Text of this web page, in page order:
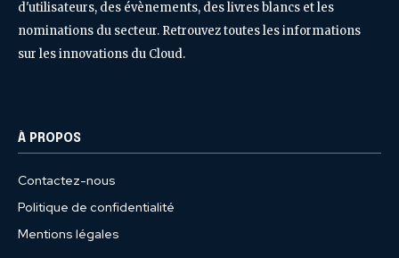
d'utilisateurs, des évènements, des livres blancs et les
nominations du secteur. Retrouvez toutes les informations
sur les innovations du Cloud.
À PROPOS
Contactez-nous
Politique de confidentialité
Mentions légales